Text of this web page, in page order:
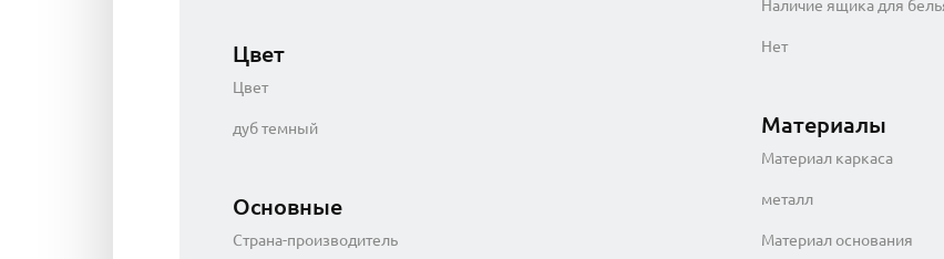
Цвет
Цвет
дуб темный
Основные
Страна-производитель
Наличие ящика для
Нет
Материалы
Материал каркаса
металл
Материал основания